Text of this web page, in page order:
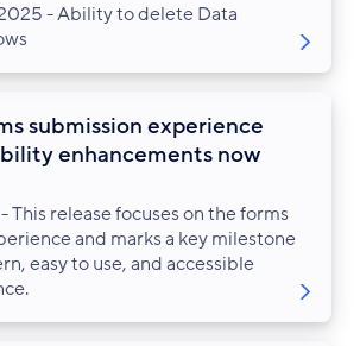
- Ability to delete Data
submission experience
enhancements now
This release focuses on the forms
and marks a key milestone
easy to use, and accessible